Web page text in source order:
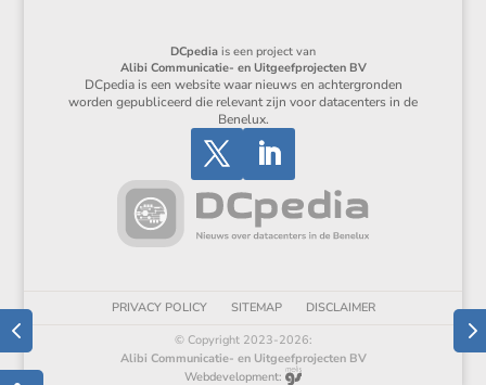
DCpedia is een project van
Alibi Communicatie- en Uitgeefprojecten BV
DCpedia is een website waar nieuws en achtergronden
worden gepubliceerd die relevant zijn voor datacenters in de
Benelux.
PRIVACY POLICY SITEMAP
DISCLAIMER
© Copyright 2023-2026:
Alibi Communicatie- en Uitgeefprojecten BV
Webdevelopment: